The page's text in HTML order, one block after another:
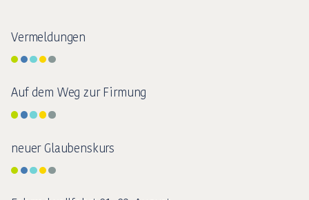
Vermeldungen
Auf dem Weg zur Firmung
neuer Glaubenskurs